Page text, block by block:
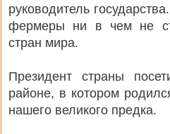
руководитель
фермеры ни в чем не
стран мира.
Президент страны
районе, в котором
нашего великого предка.